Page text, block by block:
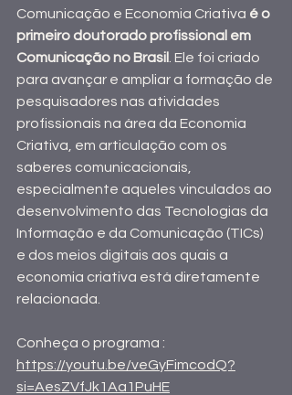
Comunicação e Economia Criativa é o
primeiro doutorado profissional em
Comunicação no Brasil . Ele foi criado
para avançar e ampliar a formação de
pesquisadores nas atividades
profissionais na área da Economia
Criativa, em articulação com os
saberes comunicacionais,
especialmente aqueles vinculados ao
desenvolvimento das Tecnologias da
Informação e da Comunicação (TICs)
e dos meios digitais aos quais a
economia criativa está diretamente
relacionada.
Conheça o programa :
https://youtu.be/veGyFimcodQ?
si=AesZVfJk1Aa1PuHE